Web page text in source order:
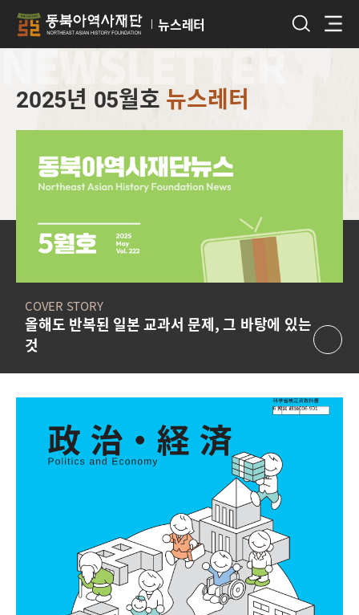
뉴스레터
NEWSLETTER
2025년 05월호 뉴스레터
COVER STORY
올해도 반복된 일본 교과서 문제, 그 바탕에 있는
것